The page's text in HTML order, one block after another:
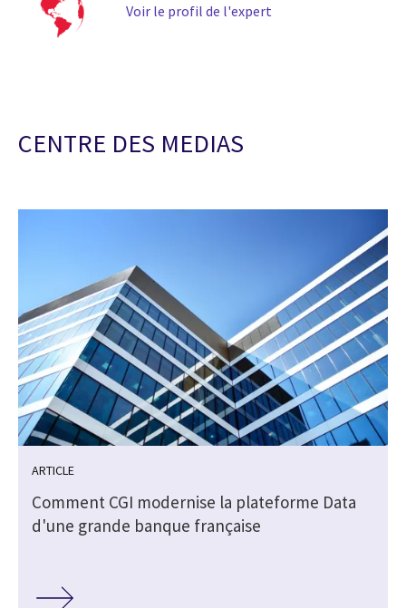
Voir le profil de l'expert
CENTRE DES MEDIAS
ARTICLE
Comment CGI modernise la plateforme Data
d'une grande banque française